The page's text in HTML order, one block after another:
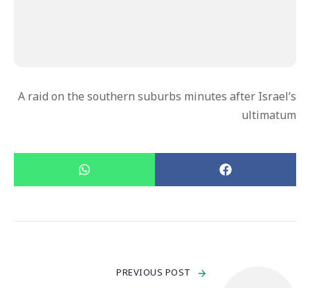
A raid on the southern suburbs minutes after Israel’s
ultimatum
PREVIOUS POST